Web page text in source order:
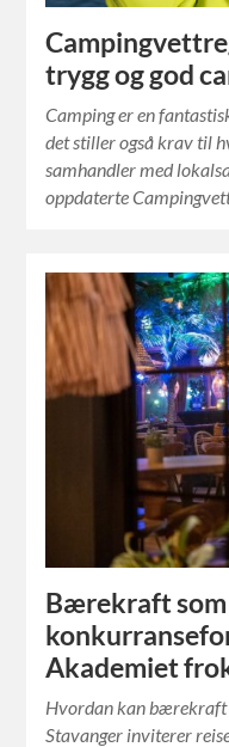
trygg og god
Camping er en
det stiller også krav til
samhandler med
oppdaterte
Bærekraft
Akademiet
Hvordan kan bærekraft
Stavanger inviterer